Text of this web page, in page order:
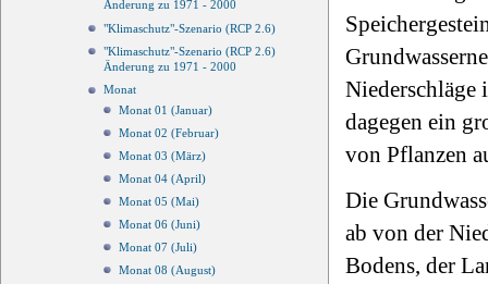
Änderung zu 1971 - 2000
"Klimaschutz"-Szenario (RCP 2.6)
"Klimaschutz"-Szenario (RCP 2.6)
Änderung zu 1971 - 2000
Monat
Monat 01 (Januar)
Monat 02 (Februar)
Monat 03 (März)
Monat 04 (April)
Monat 05 (Mai)
Monat 06 (Juni)
Monat 07 (Juli)
Monat 08 (August)
Niederschläge
dagegen ein
von Pflanzen
Die
ab von der
Bodens, der